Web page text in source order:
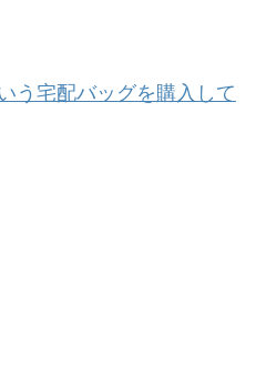
う宅配バッグを購入して